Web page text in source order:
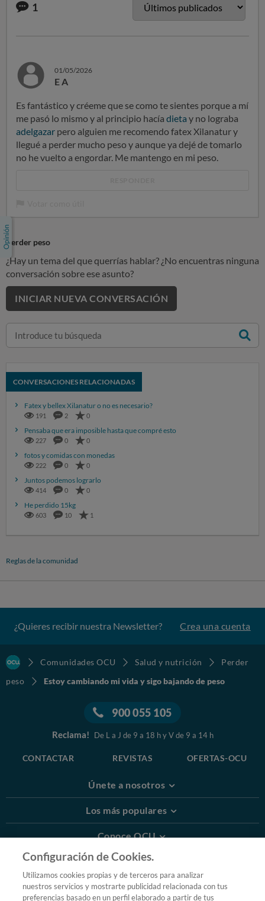
1
01/05/2026
E A
Es fantástico y créeme que se como te sientes porque a mí
me pasó lo mismo y al principio hacía dieta y no lograba
adelgazar pero alguien me recomendo fatex Xilanatur y
llegué a perder mucho peso y aunque ya dejé de tomarlo
no he vuelto a engordar. Me mantengo en mi peso.
Perder peso
¿Hay un tema del que querrías hablar? ¿No encuentras ninguna
conversación sobre ese asunto?
INICIAR NUEVA CONVERSACIÓN
CONVERSACIONES RELACIONADAS
Fatex y bellex Xilanatur o no es necesario?
191 2 0
Pensaba que era imposible hasta que compré esto
227 0 0
fotos y comidas con monedas
222 0 0
Juntos podemos lograrlo
414 0 0
He perdido 15kg
603 10 1
Reglas de la comunidad
¿Quieres recibir nuestra Newsletter? Crea una cuenta
Comunidades OCU Salud y nutrición
Perder
peso
Estoy cambiando mi vida y sigo bajando de peso
900 055 105
Reclama! De L a J de 9 a 18 h y V de 9 a 14 h
CONTACTAR REVISTAS OFERTAS-OCU
Únete a nosotros
Los más populares
Conoce OCU
Más Información
© 2026 OCU
Configuración de Cookies.
Utilizamos cookies propias y de terceros para analizar
nuestros servicios y mostrarte publicidad relacionada con tus
preferencias basado en un perfil elaborado a partir de tus